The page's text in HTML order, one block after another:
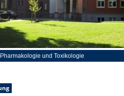
Pharmakologie und Toxikologie